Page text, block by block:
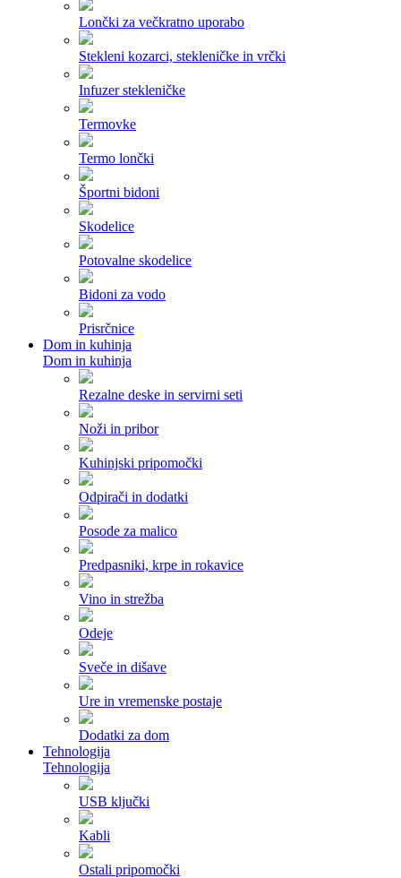
Lončki za večkratno uporabo
Stekleni kozarci, stekleničke in vrčki
Infuzer stekleničke
Termovke
Termo lončki
Športni bidoni
Skodelice
Potovalne skodelice
Bidoni za vodo
Prisrčnice
Dom in kuhinja
Dom in kuhinja
Rezalne deske in servirni seti
Noži in pribor
Kuhinjski pripomočki
Odpirači in dodatki
Posode za malico
Predpasniki, krpe in rokavice
Vino in strežba
Odeje
Sveče in dišave
Ure in vremenske postaje
Dodatki za dom
Tehnologija
Tehnologija
USB ključki
Kabli
Ostali pripomočki